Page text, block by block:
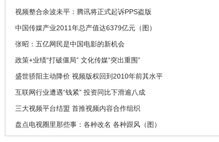
视频整合余波未平：腾讯将正式起诉PPS盗版
中国传媒产业2011年总产值达6379亿元（图）
张昭：五亿网民是中国电影的新机会
政策+业绩“打破僵局” 文化传媒“突出重围”
盛世骄阳主动降价 视频版权回到2010年前其水平
互联网行业遭遇“钱紧” 投资同比下滑逾八成
三大视频平台结盟 首推视频内容合作组织
盘点电视圈里那些事：各种改名 各种跟风（图）